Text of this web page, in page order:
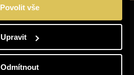
Povolit vše
Upravit
Odmítnout